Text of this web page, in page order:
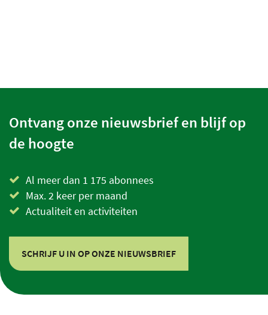
Ontvang onze nieuwsbrief en blijf op
de hoogte
Al meer dan 1 175 abonnees
Max. 2 keer per maand
Actualiteit en activiteiten
SCHRIJF U IN OP ONZE NIEUWSBRIEF